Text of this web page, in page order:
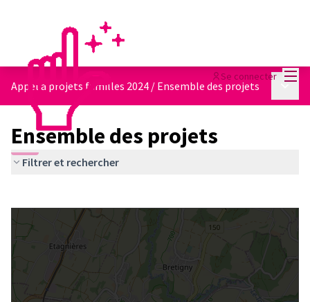
Se connecter
Appel à projets familles 2024 / Ensemble des projets
Ensemble des projets
Filtrer et rechercher